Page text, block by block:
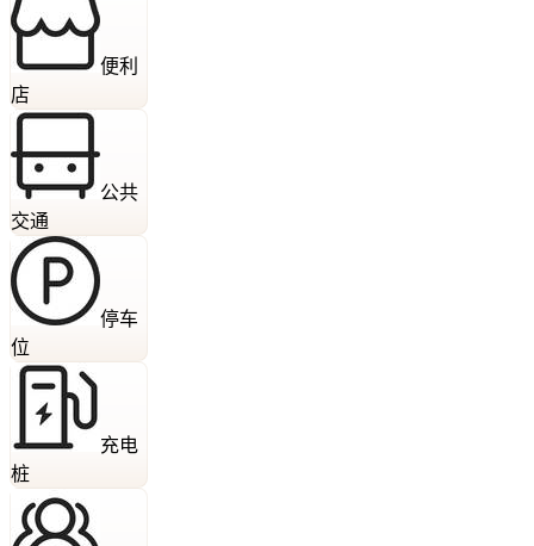
便利
店
公共
交通
停车
位
充电
桩